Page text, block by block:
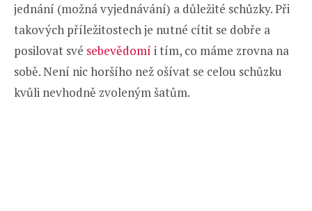
jednání (možná vyjednávání) a důležité schůzky. Při
takových příležitostech je nutné cítit se dobře a
posilovat své sebevědomí i tím, co máme zrovna na
sobě. Není nic horšího než ošívat se celou schůzku
kvůli nevhodně zvoleným šatům.